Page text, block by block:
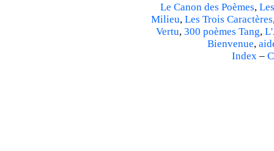
Le Canon des Poèmes,
Milieu, Les Trois Caractères
Vertu, 300 poèmes Tang,
Bienvenue,
Index –